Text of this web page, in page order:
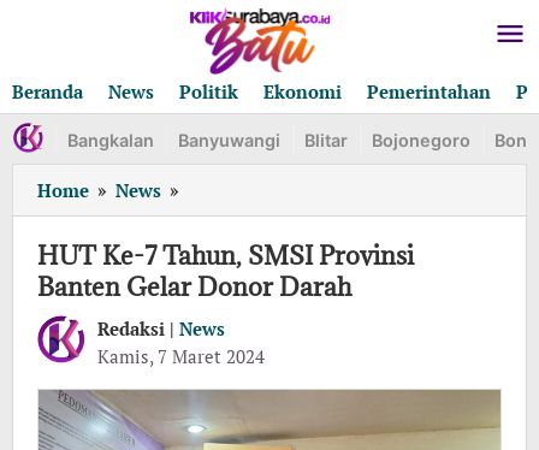
Beranda
News Politik Ekonomi Pemerintahan
Bangkalan Banyuwangi Blitar Bojonegoro
Home » News »
Ke-
Tahun,
SMSI
Provinsi
Banten
Donor
Darah
HUT Ke-7 Tahun, SMSI Provinsi
Banten Gelar Donor Darah
Redaksi | News
Kamis, 7 Maret 2024